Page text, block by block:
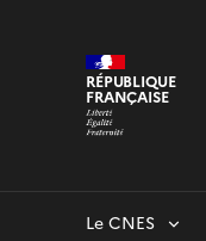
RÉPUBLIQUE
FRANÇAISE
Le CNES